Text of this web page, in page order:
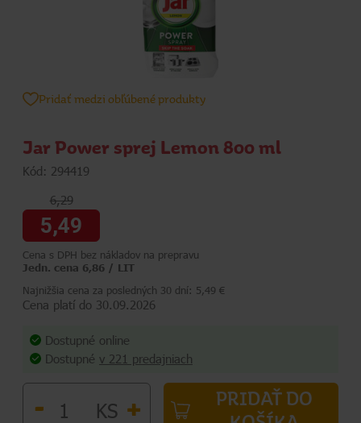
Pridať medzi obľúbené produkty
Jar Power sprej Lemon 800 ml
Kód: 294419
6,29
5,49
Cena s DPH bez nákladov na prepravu
Jedn. cena 6,86 / LIT
Najnižšia cena za posledných 30 dní: 5,49 €
Cena platí do 30.09.2026
Dostupné online
Dostupné v 221 predajniach
- KS +
PRIDAŤ DO